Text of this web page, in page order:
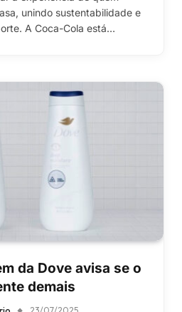
unindo sustentabilidade e
A Coca-Cola está…
da Dove avisa se o
demais
23/07/2025